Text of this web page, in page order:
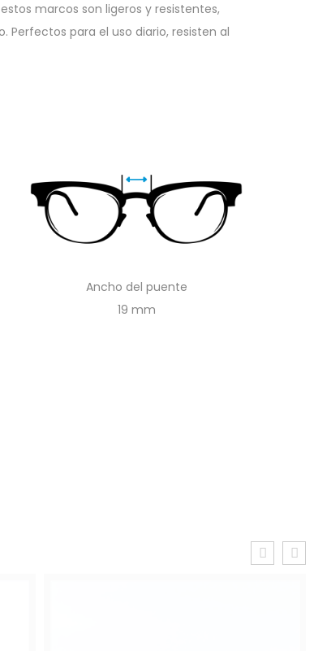
marcos son ligeros y resistentes,
para el uso diario, resisten al
Ancho del puente
19